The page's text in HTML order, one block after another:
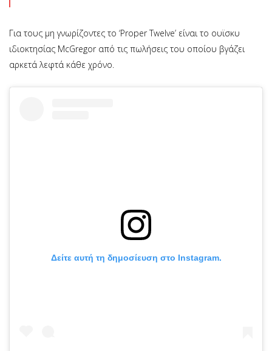
Για τους μη γνωρίζοντες το ‘Proper Twelve’ είναι το ουϊσκυ
ιδιοκτησίας McGregor από τις πωλήσεις του οποίου βγάζει
αρκετά λεφτά κάθε χρόνο.
Δείτε αυτή τη δημοσίευση στο Instagram.